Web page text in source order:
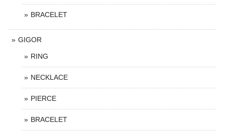
BRACELET
GIGOR
RING
NECKLACE
PIERCE
BRACELET